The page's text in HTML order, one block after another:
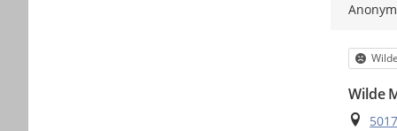
Anonym
Wilde
Ort